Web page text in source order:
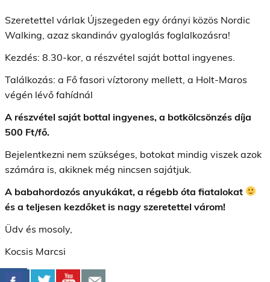
Szeretettel várlak Újszegeden egy órányi közös Nordic
Walking, azaz skandináv gyaloglás foglalkozásra!
Kezdés: 8.30-kor, a részvétel saját bottal ingyenes.
Találkozás: a Fő fasori víztorony mellett, a Holt-Maros
végén lévő fahídnál
A részvétel saját bottal ingyenes, a botkölcsönzés díja
500 Ft/fő.
Bejelentkezni nem szükséges, botokat mindig viszek azok
számára is, akiknek még nincsen sajátjuk.
A babahordozós anyukákat, a régebb óta fiatalokat
és a teljesen kezdőket is nagy szeretettel várom!
Üdv és mosoly,
Kocsis Marcsi